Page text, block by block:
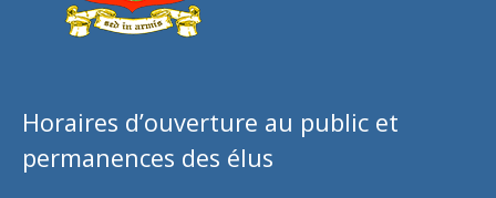
Horaires d’ouverture au public et
permanences des élus